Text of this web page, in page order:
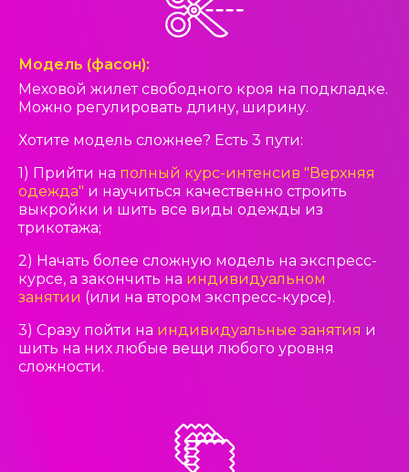
Модель (фасон):
Меховой жилет свободного кроя на подкладке.
Можно регулировать длину, ширину.
Хотите модель сложнее? Есть 3 пути:
1) Прийти на полный курс-интенсив "Верхняя
одежда" и научиться качественно строить
выкройки и шить все виды одежды из
трикотажа;
2) Начать более сложную модель на экспресс-
курсе, а закончить на индивидуальном
занятии (или на втором экспресс-курсе).
3) Сразу пойти на индивидуальные занятия и
шить на них любые вещи любого уровня
сложности.